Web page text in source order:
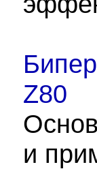
Z80
и